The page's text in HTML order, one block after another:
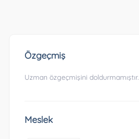
Özgeçmiş
Uzman özgeçmişini doldurmamıştır.
Meslek